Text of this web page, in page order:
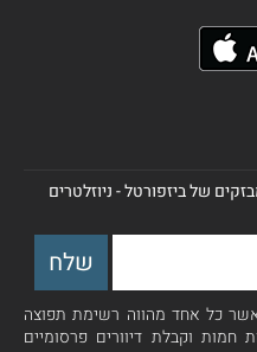
של ביזפורטל - ניוזלטרים
כל אחד מהווה רשימת תפוצה
חמות וקבלת דיוורים פרסומיים